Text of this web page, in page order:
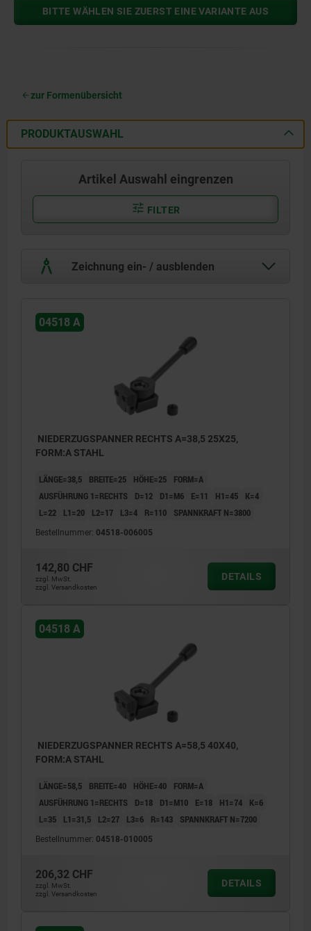
BITTE WÄHLEN SIE ZUERST EINE VARIANTE AUS
zur Formenübersicht
PRODUKTAUSWAHL
Artikel Auswahl eingrenzen
FILTER
Zeichnung ein- / ausblenden
04518 A
NIEDERZUGSPANNER RECHTS A=38,5 25X25,
FORM:A STAHL
LÄNGE=38,5 BREITE=25 HÖHE=25
FORM=A
AUSFÜHRUNG 1=RECHTS
D=12 D1=M6 E=11 H1=45
K=4
L=22
L1=20 L2=17 L3=4 R=110 SPANNKRAFT N=3800
Bestellnummer: 04518-006005
142,80 CHF
zzgl. MwSt.
zzgl. Versandkosten
DETAILS
04518 A
NIEDERZUGSPANNER RECHTS A=58,5 40X40,
FORM:A STAHL
LÄNGE=58,5 BREITE=40 HÖHE=40
FORM=A
AUSFÜHRUNG 1=RECHTS
D=18 D1=M10 E=18 H1=74
K=6
L=35
L1=31,5 L2=27 L3=6 R=143 SPANNKRAFT N=7200
Bestellnummer: 04518-010005
206,32 CHF
zzgl. MwSt.
zzgl. Versandkosten
DETAILS